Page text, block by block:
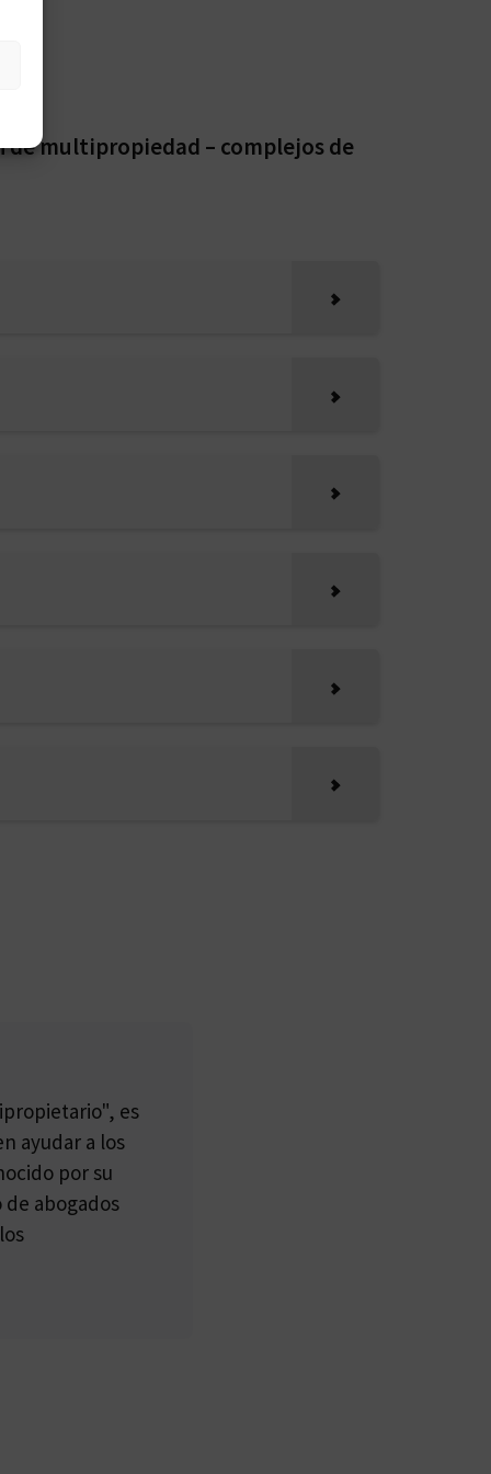
de multipropiedad – complejos de
es
ayudar a los
por su
abogados